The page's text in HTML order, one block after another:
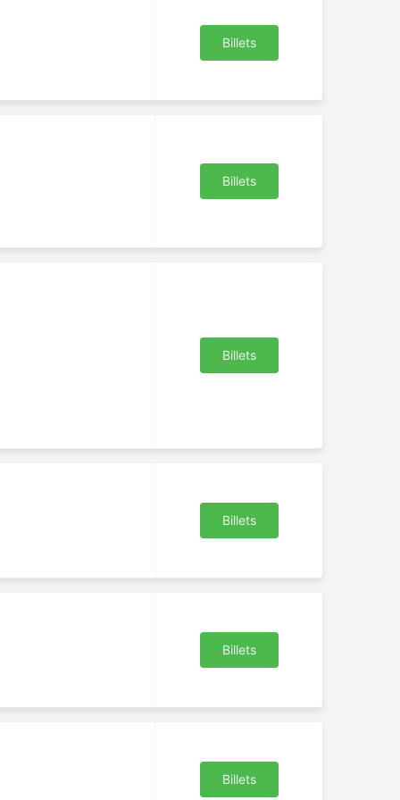
Billets
Billets
Billets
Billets
Billets
Billets